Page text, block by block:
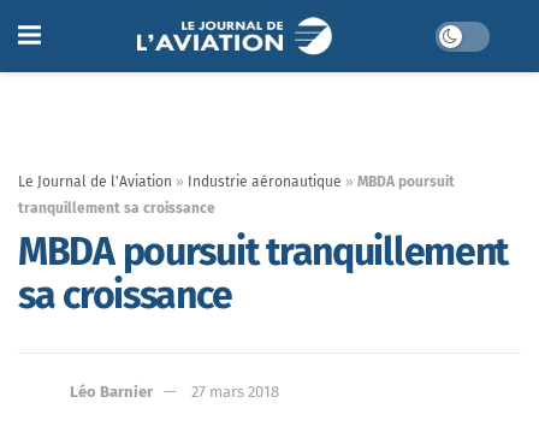
Le Journal de l'Aviation » Industrie aéronautique » MBDA poursuit
tranquillement sa croissance
MBDA poursuit tranquillement
sa croissance
Léo Barnier 27 mars 2018